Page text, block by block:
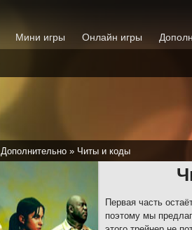
Дополнительно » Читы и коды
Первая часть
поэтому мы
Мини игры Онлайн игры